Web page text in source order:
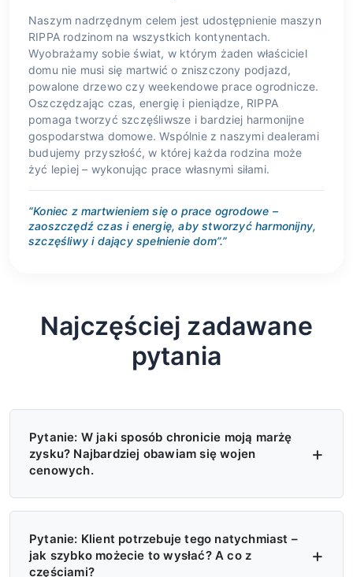
Naszym nadrzędnym celem jest udostępnienie maszyn
RIPPA rodzinom na wszystkich kontynentach.
Wyobrażamy sobie świat, w którym żaden właściciel
domu nie musi się martwić o zniszczony podjazd,
powalone drzewo czy weekendowe prace ogrodnicze.
Oszczędzając czas, energię i pieniądze, RIPPA
pomaga tworzyć szczęśliwsze i bardziej harmonijne
gospodarstwa domowe. Wspólnie z naszymi dealerami
budujemy przyszłość, w której każda rodzina może
żyć lepiej – wykonując prace własnymi siłami.
“Koniec z martwieniem się o prace ogrodowe –
zaoszczędź czas i energię, aby stworzyć harmonijny,
szczęśliwy i dający spełnienie dom”.”
Najczęściej zadawane
pytania
Pytanie: W jaki sposób chronicie moją marżę
zysku? Najbardziej obawiam się wojen
cenowych.
O: Cztery poziomy ochrony — (1)
Egzekwowanie cen MAP/MSRP, zakaz
oferowania cen niższych od tych; (2)
Pytanie: Klient potrzebuje tego natychmiast –
jak szybko możecie to wysłać? A co z
częściami?